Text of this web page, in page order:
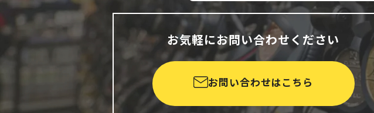
お気軽にお問い合わせください
お問い合わせはこちら